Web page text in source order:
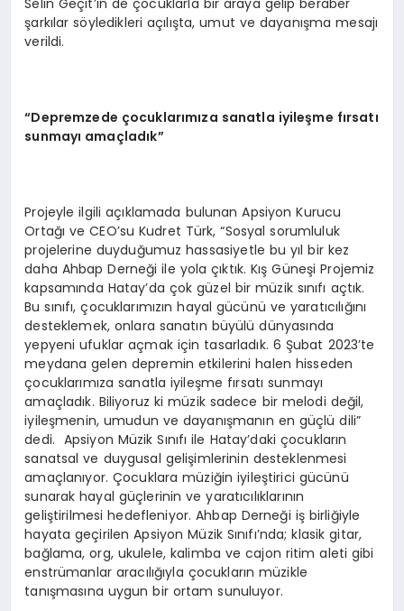
Selin Geçit’in de çocuklarla bir araya gelip beraber
şarkılar söyledikleri açılışta, umut ve dayanışma mesajı
verildi.
“Depremzede çocuklarımıza sanatla iyileşme fırsatı
sunmayı amaçladık”
Projeyle ilgili açıklamada bulunan Apsiyon Kurucu
Ortağı ve CEO’su Kudret Türk, “Sosyal sorumluluk
projelerine duyduğumuz hassasiyetle bu yıl bir kez
daha Ahbap Derneği ile yola çıktık. Kış Güneşi Projemiz
kapsamında Hatay’da çok güzel bir müzik sınıfı açtık.
Bu sınıfı, çocuklarımızın hayal gücünü ve yaratıcılığını
desteklemek, onlara sanatın büyülü dünyasında
yepyeni ufuklar açmak için tasarladık. 6 Şubat 2023’te
meydana gelen depremin etkilerini halen hisseden
çocuklarımıza sanatla iyileşme fırsatı sunmayı
amaçladık. Biliyoruz ki müzik sadece bir melodi değil,
iyileşmenin, umudun ve dayanışmanın en güçlü dili”
dedi. Apsiyon Müzik Sınıfı ile Hatay’daki çocukların
sanatsal ve duygusal gelişimlerinin desteklenmesi
amaçlanıyor. Çocuklara müziğin iyileştirici gücünü
sunarak hayal güçlerinin ve yaratıcılıklarının
geliştirilmesi hedefleniyor. Ahbap Derneği iş birliğiyle
hayata geçirilen Apsiyon Müzik Sınıfı’nda; klasik gitar,
bağlama, org, ukulele, kalimba ve cajon ritim aleti gibi
enstrümanlar aracılığıyla çocukların müzikle
tanışmasına uygun bir ortam sunuluyor.